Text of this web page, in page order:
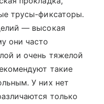
трусы-фиксаторы.
— высокая
они часто
и очень тяжелой
такие
У них нет
только